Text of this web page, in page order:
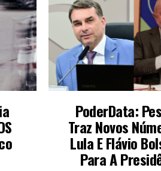
PoderData:
Traz Novos
Lula E Flávio
Para A